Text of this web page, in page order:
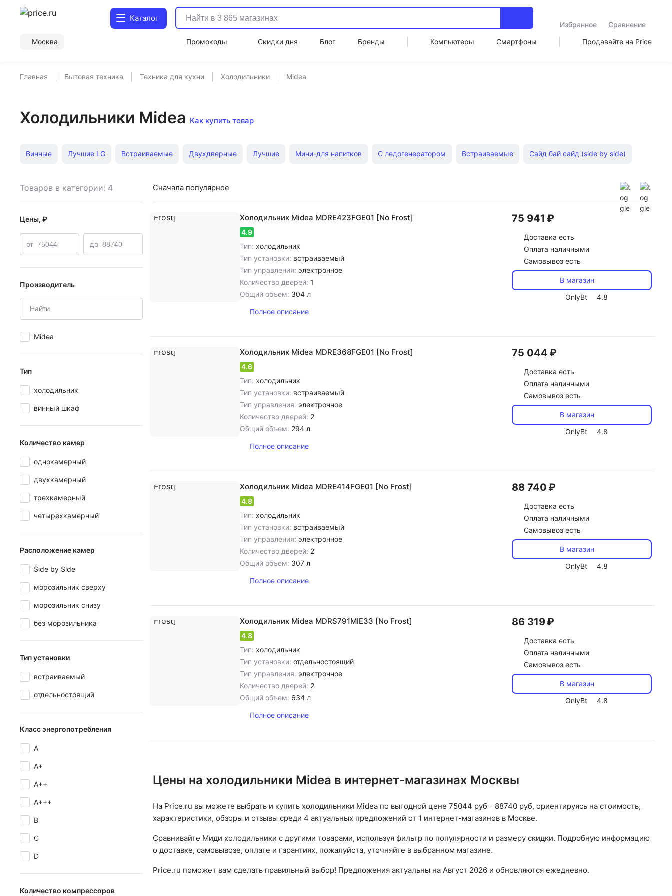
Каталог
Избранное
Сравнение
Москва
Промокоды Скидки дня Блог Бренды Компьютеры Смартфоны Продавайте на Price
Главная Бытовая техника Техника для кухни Холодильники Midea
Холодильники Midea Как купить товар
Винные Лучшие LG Встраиваемые Двухдверные Лучшие Мини-для напитков С ледогенератором Встраиваемые Сайд бай сайд (side by side)
Встраиваемые однодверные Двухдверные Samsung Однодверные Атлант 180 см
Товаров в категории: 4
Цены, ₽
от до
Производитель
Midea
Тип
холодильник
винный шкаф
Количество камер
однокамерный
двухкамерный
трехкамерный
четырехкамерный
Расположение камер
Side by Side
морозильник сверху
морозильник снизу
без морозильника
Тип установки
встраиваемый
отдельностоящий
Класс энергопотребления
A
A+
A++
A+++
B
C
D
Количество компрессоров
Сначала популярное
Холодильник Midea MDRE423FGE01 [No Frost]
4.9
Тип: холодильник
Тип установки: встраиваемый
Тип управления: электронное
Количество дверей: 1
Общий объем: 304 л
Полное описание
75 941 ₽
Доставка есть
Оплата наличными
Самовывоз есть
В магазин
OnlyBt
4.8
Холодильник Midea MDRE368FGE01 [No Frost]
4.6
Тип: холодильник
Тип установки: встраиваемый
Тип управления: электронное
Количество дверей: 2
Общий объем: 294 л
Полное описание
75 044 ₽
Доставка есть
Оплата наличными
Самовывоз есть
В магазин
OnlyBt
4.8
Холодильник Midea MDRE414FGE01 [No Frost]
4.8
Тип: холодильник
Тип установки: встраиваемый
Тип управления: электронное
Количество дверей: 2
Общий объем: 307 л
Полное описание
88 740 ₽
Доставка есть
Оплата наличными
Самовывоз есть
В магазин
OnlyBt
4.8
Холодильник Midea MDRS791MIE33 [No Frost]
4.8
Тип: холодильник
Тип установки: отдельностоящий
Тип управления: электронное
Количество дверей: 2
Общий объем: 634 л
Полное описание
86 319 ₽
Доставка есть
Оплата наличными
Самовывоз есть
В магазин
OnlyBt
4.8
Цены на холодильники Midea в интернет-магазинах Москвы
На Price.ru вы можете выбрать и купить холодильники Midea по выгодной цене 75044 руб - 88740 руб, ориентируясь на стоимость,
характеристики, обзоры и отзывы среди 4 актуальных предложений от 1 интернет-магазинов в Москве.
Сравнивайте Миди холодильники с другими товарами, используя фильтр по популярности и размеру скидки. Подробную информацию
о доставке, самовывозе, оплате и гарантиях, пожалуйста, уточняйте в выбранном магазине.
Price.ru поможет вам сделать правильный выбор! Предложения актуальны на Август 2026 и обновляются ежедневно.